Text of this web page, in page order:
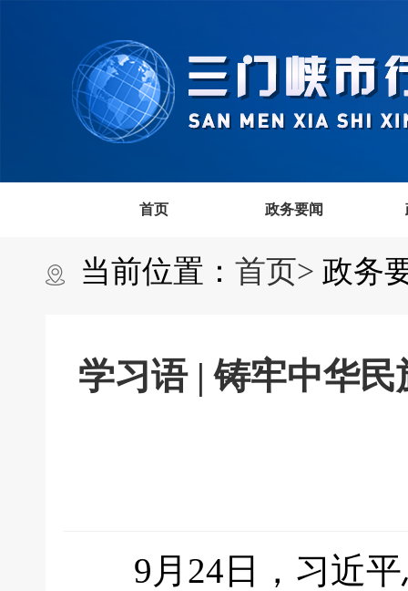
首页 政务要闻
当前位置： 首页> 政务
学习语 | 铸牢中华
9月24日，习近